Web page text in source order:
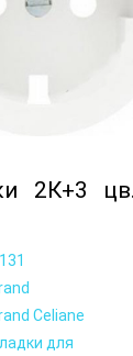
2К+3
Celiane
для